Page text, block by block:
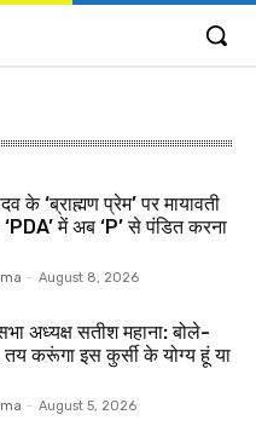
के ‘ब्राह्मण प्रेम’ पर मायावती
में अब ‘P’ से पंडित करना
- August 8, 2026
अध्यक्ष सतीश महाना: बोले-
तय करूंगा इस कुर्सी के योग्य हूं या
- August 5, 2026